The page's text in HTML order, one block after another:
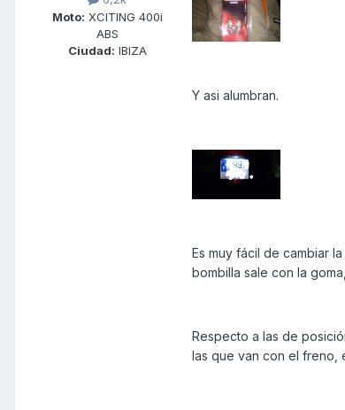
Moto: XCITING 400i
ABS
Ciudad: IBIZA
Y asi alumbran.
Es muy fácil de cambiar
bombilla sale con la
Respecto a las de
las que van con el freno,